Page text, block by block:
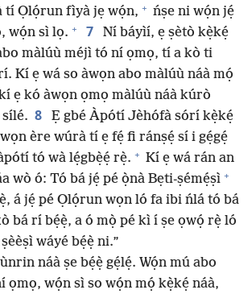
tí Ọlọ́run fìyà jẹ wọ́n, + ńṣe ni wọ́n jẹ́
wọ́n sì lọ. + 7
Ní báyìí, ẹ ṣètò kẹ̀kẹ́
màlúù méjì tó ní ọmọ, tí a kò ti
Kí ẹ wá so àwọn abo màlúù náà mọ́
ẹ kó àwọn ọmọ màlúù náà kúrò
8
Ẹ gbé Àpótí Jèhófà sórí kẹ̀kẹ́
ère wúrà tí ẹ fẹ́ fi ránṣẹ́ sí i gẹ́gẹ́
tó wà lẹ́gbẹ̀ẹ́ rẹ̀. + Kí ẹ wá rán an
wò ó: Tó bá jẹ́ pé ọ̀nà Bẹti-ṣémẹ́ṣì +
á jẹ́ pé Ọlọ́run wọn ló fa ibi ńlá tó bá
bá rí bẹ́ẹ̀, a ó mọ̀ pé kì í ṣe ọwọ́ rẹ̀ ló
wáyé bẹ́ẹ̀ ni.”
náà ṣe bẹ́ẹ̀ gẹ́lẹ́. Wọ́n mú abo
ọmọ, wọ́n sì so wọ́n mọ́ kẹ̀kẹ́ náà,